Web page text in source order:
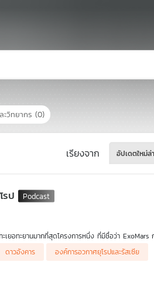
ะวิทยากร (0)
เรียงจาก อัปเดตใหม่ล่
รป
เยอทะยานมากที่สุดโครงการหนึ่ง ที่มีชื่อว่า
โรปโครงการนี้ แล้วเราจะได้เห็นโครงการนี้ดำเนินต่
ท่ามกลางปัญหาภูมิรัฐศาสตร์แบบนี้จริง ๆ หรือ หาคำ
ดาวอังคาร องค์การอวกาศยุโรปและรัสเซีย